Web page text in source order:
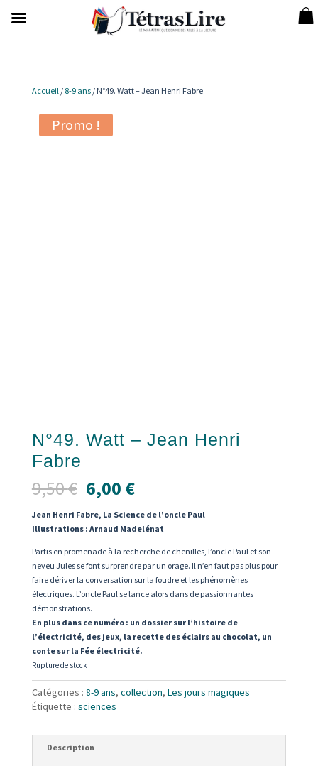
Accueil/ 8-9 ans/ N°49. Watt – Jean Henri Fabre
Promo !
N°49. Watt – Jean Henri
Fabre
9,50€ Le
prix
initial
était :
9,50 €.
6,00 €Le
prix
actuel
est :
6,00 €.
Jean Henri Fabre, La Science de l’oncle Paul
Illustrations : Arnaud Madelénat
Partis en promenade à la recherche de chenilles, l’oncle Paul et son
neveu Jules se font surprendre par un orage. Il n’en faut pas plus pour
faire dériver la conversation sur la foudre et les phénomènes
électriques. L’oncle Paul se lance alors dans de passionnantes
démonstrations.
En plus dans ce numéro : un dossier sur l’histoire de
l’électricité, des jeux, la recette des éclairs au chocolat, un
conte sur la Fée électricité.
Rupture de stock
Catégories : 8-9 ans, collection, Les jours magiques
Étiquette : sciences
Description